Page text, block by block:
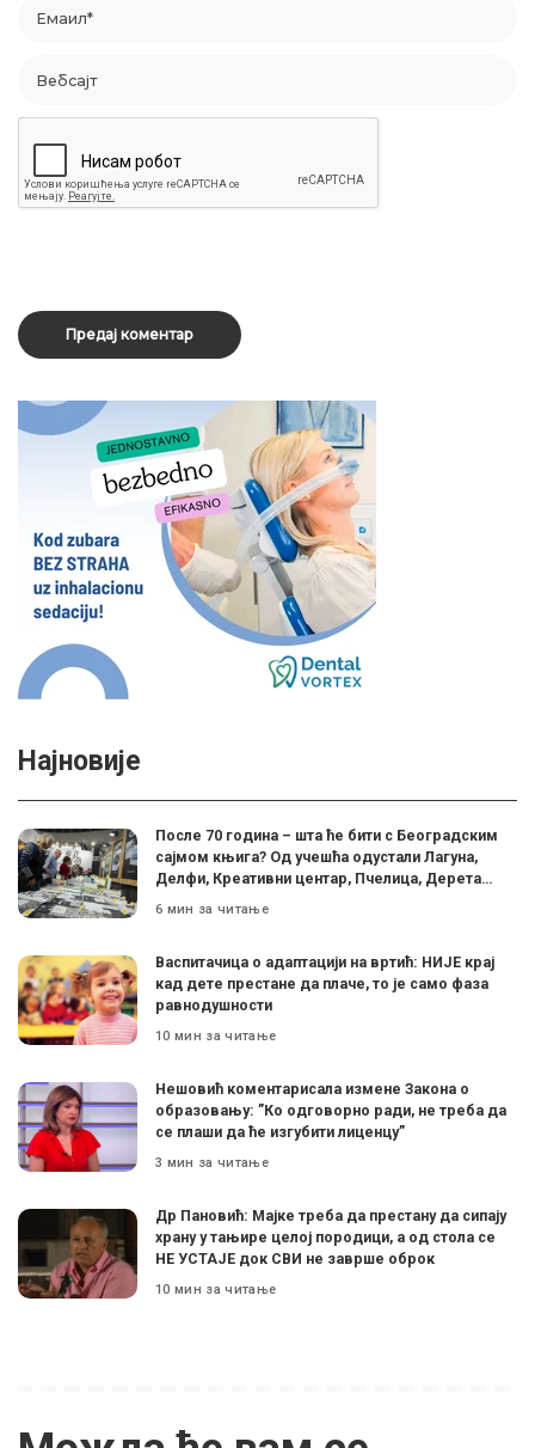
Најновије
После 70 година – шта ће бити с Београдским
сајмом књига? Од учешћа одустали Лагуна,
Делфи, Креативни центар, Пчелица, Дерета…
6 мин за читање
Васпитачица о адаптацији на вртић: НИЈЕ крај
кад дете престане да плаче, то је само фаза
равнодушности
10 мин за читање
Нешовић коментарисала измене Закона о
образовању: ”Ко одговорно ради, не треба да
се плаши да ће изгубити лиценцу”
3 мин за читање
Др Пановић: Мајке треба да престану да сипају
храну у тањире целој породици, а од стола се
НЕ УСТАЈЕ док СВИ не заврше оброк
10 мин за читање